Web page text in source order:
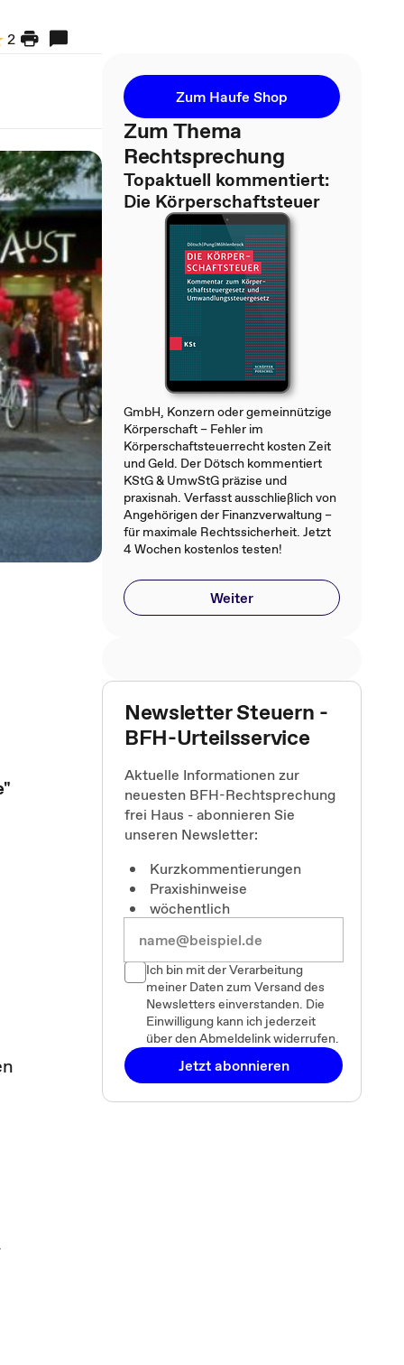
2
Zum Haufe Shop
Zum Thema
Rechtsprechung
Topaktuell kommentiert:
Die Körperschaftsteuer
GmbH, Konzern oder gemeinnützige
Körperschaft – Fehler im
Körperschaftsteuerrecht kosten Zeit
und Geld. Der Dötsch kommentiert
KStG & UmwStG präzise und
praxisnah. Verfasst ausschließlich von
Angehörigen der Finanzverwaltung –
für maximale Rechtssicherheit. Jetzt
4 Wochen kostenlos testen!
Weiter
Newsletter Steuern -
BFH-Urteilsservice
Aktuelle Informationen zur
neuesten BFH-Rechtsprechung
frei Haus - abonnieren Sie
unseren Newsletter:
Kurzkommentierungen
Praxishinweise
wöchentlich
Ich bin mit der Verarbeitung
meiner Daten zum Versand des
Newsletters einverstanden. Die
Einwilligung kann ich jederzeit
über den Abmeldelink widerrufen.
Jetzt abonnieren